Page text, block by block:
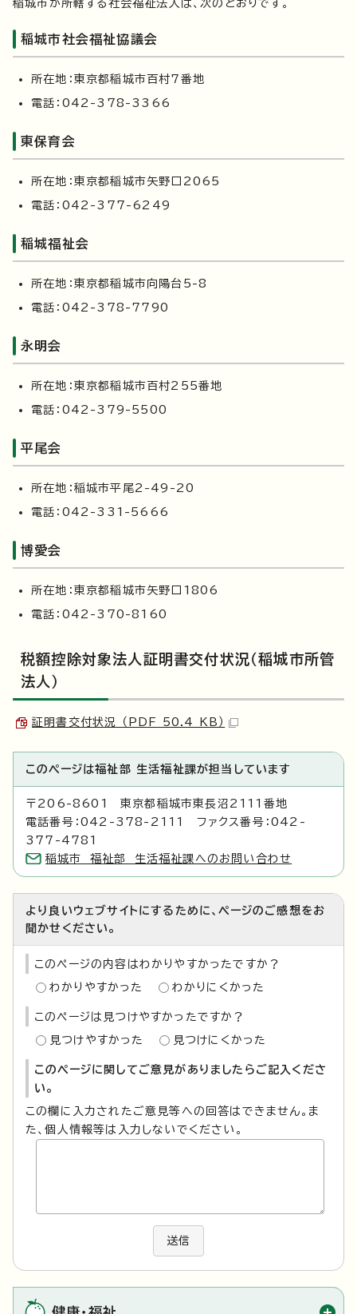
稲城市が所轄する社会福祉法人は、次のとおりです。
稲城市社会福祉協議会
所在地：東京都稲城市百村7番地
電話：042-378-3366
東保育会
所在地：東京都稲城市矢野口2065
電話：042-377-6249
稲城福祉会
所在地：東京都稲城市向陽台5-8
電話：042-378-7790
永明会
所在地：東京都稲城市百村255番地
電話：042-379-5500
平尾会
所在地：稲城市平尾2-49-20
電話：042-331-5666
博愛会
所在地：東京都稲城市矢野口1806
電話：042-370-8160
税額控除対象法人証明書交付状況（稲城市所管
法人）
証明書交付状況 （PDF 50.4 KB）
このページは福祉部 生活福祉課が担当しています
〒206-8601 東京都稲城市東長沼2111番地
電話番号：042-378-2111 ファクス番号：042-
377-4781
稲城市 福祉部 生活福祉課へのお問い合わせ
より良いウェブサイトにするために、ページのご感想をお
聞かせください。
このページの内容はわかりやすかったですか？
わかりやすかった わかりにくかった
このページは見つけやすかったですか？
見つけやすかった 見つけにくかった
このページに関してご意見がありましたらご記入くださ
い。
この欄に入力されたご意見等への回答はできません。ま
た、個人情報等は入力しないでください。
送信